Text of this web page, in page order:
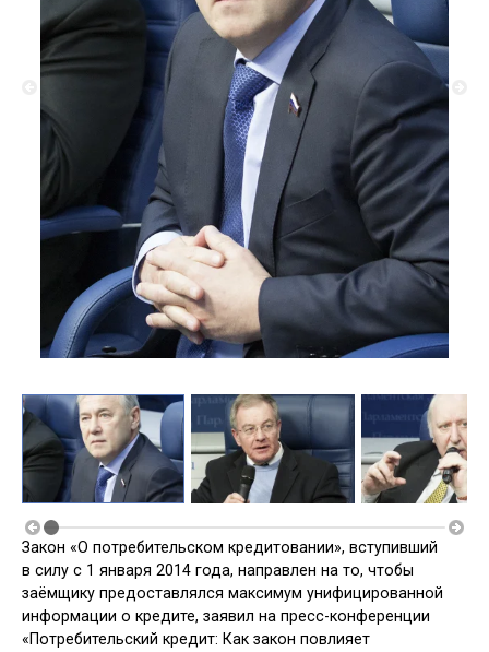
Закон «О потребительском кредитовании», вступивший
в силу с 1 января 2014 года, направлен на то, чтобы
заёмщику предоставлялся максимум унифицированной
информации о кредите, заявил на пресс-конференции
«Потребительский кредит: Как закон повлияет